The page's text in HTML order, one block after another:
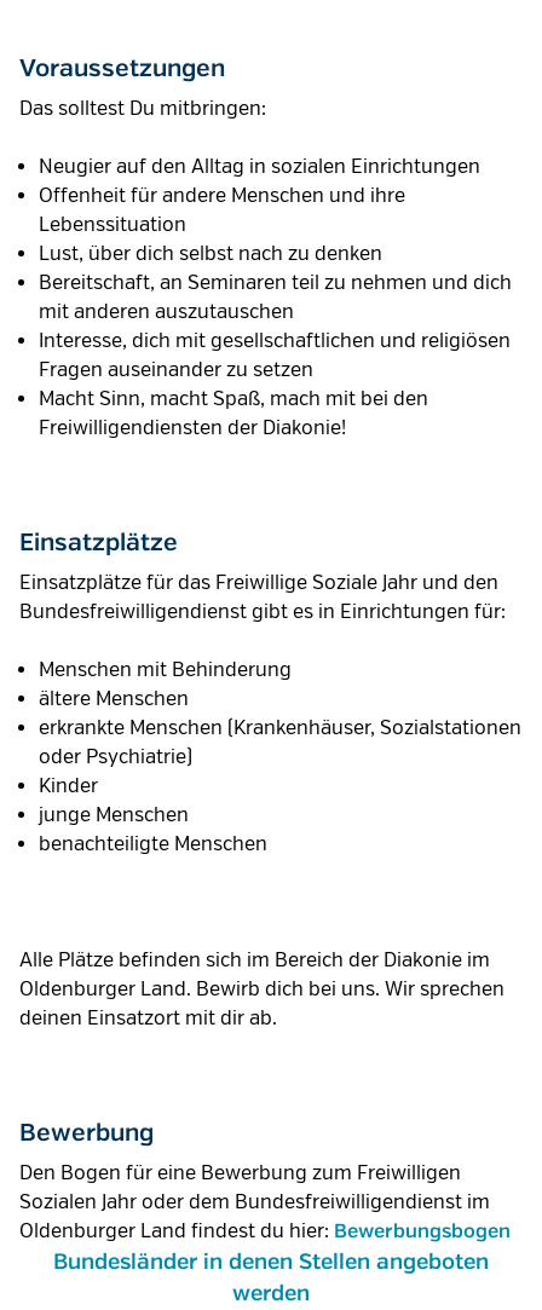
Voraussetzungen
Das solltest Du mitbringen:
Neugier auf den Alltag in sozialen Einrichtungen
Offenheit für andere Menschen und ihre
Lebenssituation
Lust, über dich selbst nach zu denken
Bereitschaft, an Seminaren teil zu nehmen und dich
mit anderen auszutauschen
Interesse, dich mit gesellschaftlichen und religiösen
Fragen auseinander zu setzen
Macht Sinn, macht Spaß, mach mit bei den
Freiwilligendiensten der Diakonie!
Einsatzplätze
Einsatzplätze für das Freiwillige Soziale Jahr und den
Bundesfreiwilligendienst gibt es in Einrichtungen für:
Menschen mit Behinderung
ältere Menschen
erkrankte Menschen (Krankenhäuser, Sozialstationen
oder Psychiatrie)
Kinder
junge Menschen
benachteiligte Menschen
Alle Plätze befinden sich im Bereich der Diakonie im
Oldenburger Land. Bewirb dich bei uns. Wir sprechen
deinen Einsatzort mit dir ab.
Bewerbung
Den Bogen für eine Bewerbung zum Freiwilligen
Sozialen Jahr oder dem Bundesfreiwilligendienst im
Oldenburger Land findest du hier: Bewerbungsbogen
Bundesländer in denen Stellen angeboten
werden